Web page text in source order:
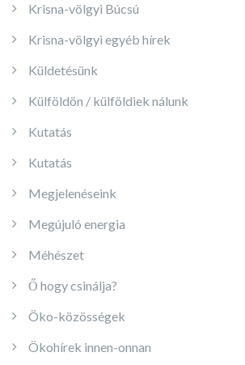
Krisna-völgyi Búcsú
Krisna-völgyi egyéb hírek
Küldetésünk
Külföldön / külföldiek nálunk
Kutatás
Kutatás
Megjelenéseink
Megújuló energia
Méhészet
Ő hogy csinálja?
Öko-közösségek
Ökohírek innen-onnan